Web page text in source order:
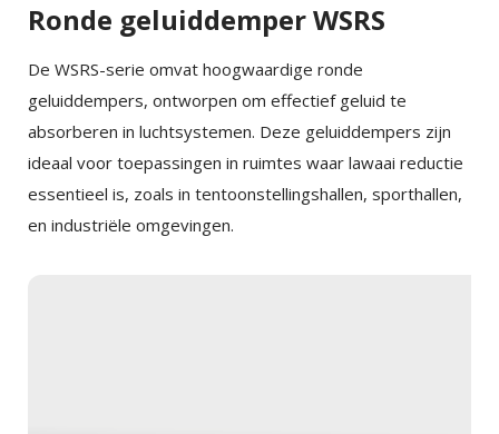
Ronde geluiddemper WSRS
De WSRS-serie omvat hoogwaardige ronde
geluiddempers, ontworpen om effectief geluid te
absorberen in luchtsystemen. Deze geluiddempers zijn
ideaal voor toepassingen in ruimtes waar lawaai reductie
essentieel is, zoals in tentoonstellingshallen, sporthallen,
en industriële omgevingen.